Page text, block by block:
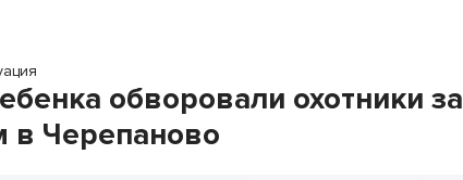
обворовали охотники за
в Черепаново